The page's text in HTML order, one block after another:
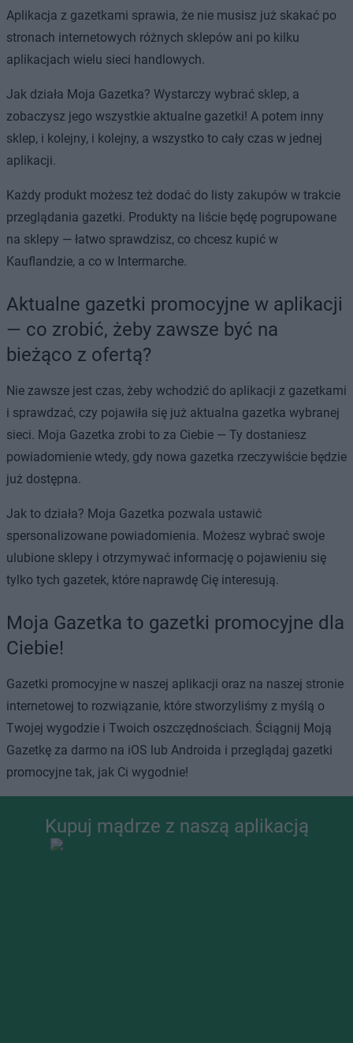
Aplikacja z gazetkami sprawia, że nie musisz już skakać po
stronach internetowych różnych sklepów ani po kilku
aplikacjach wielu sieci handlowych.
Jak działa Moja Gazetka? Wystarczy wybrać sklep, a
zobaczysz jego wszystkie aktualne gazetki! A potem inny
sklep, i kolejny, i kolejny, a wszystko to cały czas w jednej
aplikacji.
Każdy produkt możesz też dodać do listy zakupów w trakcie
przeglądania gazetki. Produkty na liście będę pogrupowane
na sklepy — łatwo sprawdzisz, co chcesz kupić w
Kauflandzie, a co w Intermarche.
Aktualne gazetki promocyjne w aplikacji
— co zrobić, żeby zawsze być na
bieżąco z ofertą?
Nie zawsze jest czas, żeby wchodzić do aplikacji z gazetkami
i sprawdzać, czy pojawiła się już aktualna gazetka wybranej
sieci. Moja Gazetka zrobi to za Ciebie — Ty dostaniesz
powiadomienie wtedy, gdy nowa gazetka rzeczywiście będzie
już dostępna.
Jak to działa? Moja Gazetka pozwala ustawić
spersonalizowane powiadomienia. Możesz wybrać swoje
ulubione sklepy i otrzymywać informację o pojawieniu się
tylko tych gazetek, które naprawdę Cię interesują.
Moja Gazetka to gazetki promocyjne dla
Ciebie!
Gazetki promocyjne w naszej aplikacji oraz na naszej stronie
internetowej to rozwiązanie, które stworzyliśmy z myślą o
Twojej wygodzie i Twoich oszczędnościach. Ściągnij Moją
Gazetkę za darmo na iOS lub Androida i przeglądaj gazetki
promocyjne tak, jak Ci wygodnie!
Kupuj mądrze z naszą aplikacją